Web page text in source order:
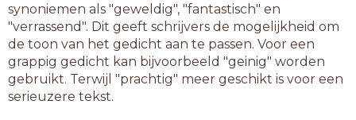
synoniemen als "geweldig", "fantastisch" en
"verrassend". Dit geeft schrijvers de mogelijkheid om
de toon van het gedicht aan te passen. Voor een
grappig gedicht kan bijvoorbeeld "geinig" worden
gebruikt. Terwijl "prachtig" meer geschikt is voor een
serieuzere tekst.